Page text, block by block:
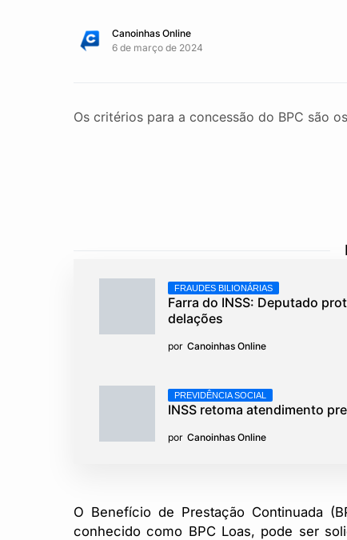
Canoinhas Online
6 de março de 2024
Os critérios para a concessão do BPC são
FRAUDES BILIONÁRIAS
Farra do INSS: Deputado
delações
por Canoinhas Online
PREVIDÊNCIA SOCIAL
INSS retoma atendimento
por Canoinhas Online
O Benefício de Prestação Continuada
conhecido como BPC Loas, pode ser